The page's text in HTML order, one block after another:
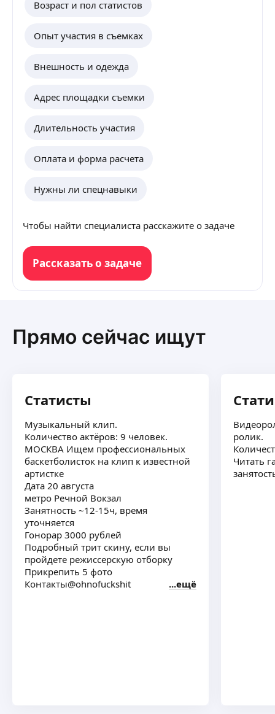
Возраст и пол статистов
Опыт участия в съемках
Внешность и одежда
Адрес площадки съемки
Длительность участия
Оплата и форма расчета
Нужны ли спецнавыки
Чтобы найти специалиста расскажите о задаче
Рассказать о задаче
Прямо сейчас ищут
Статисты
Музыкальный клип.
Количество актёров: 9 человек.
МОСКВА Ищем профессиональных
баскетболисток на клип к известной
артистке
Дата 20 августа
метро Речной Вокзал
Занятность ~12-15ч, время
уточняется
Гонорар 3000 рублей
Подробный трит скину, если вы
пройдете режиссерскую отборку
Прикрепить 5 фото
Контакты@ohnofuckshit
ещё
ролик.
Читать